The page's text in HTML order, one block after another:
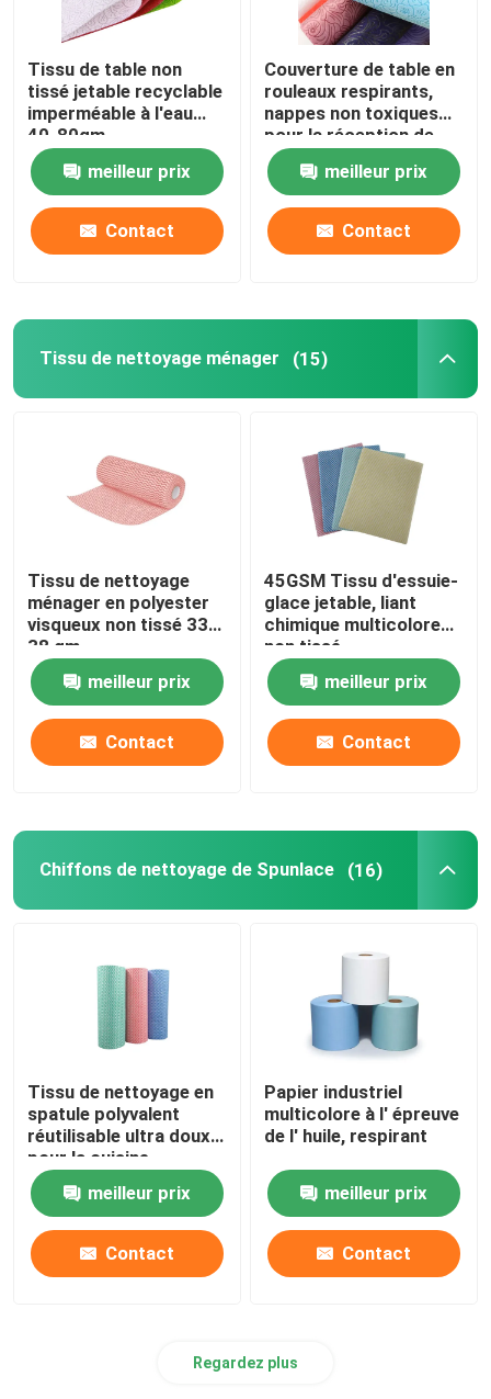
Tissu de table non
tissé jetable recyclable
imperméable à l'eau
40-80gm
meilleur prix
Contact
Couverture de table en
rouleaux respirants,
nappes non toxiques
pour la réception de
mariage
meilleur prix
Contact
Tissu de nettoyage ménager (15)
Tissu de nettoyage
ménager en polyester
visqueux non tissé 33-
38 gm
meilleur prix
Contact
45GSM Tissu d'essuie-
glace jetable, liant
chimique multicolore
non tissé
meilleur prix
Contact
Chiffons de nettoyage de Spunlace (16)
Tissu de nettoyage en
spatule polyvalent
réutilisable ultra doux
pour la cuisine
meilleur prix
Contact
Papier industriel
multicolore à l' épreuve
de l' huile, respirant
meilleur prix
Contact
Regardez plus